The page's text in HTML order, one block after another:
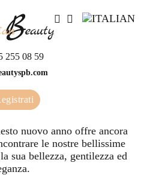
255 08 59
nuovo anno offre ancora
le nostre bellissime
sua bellezza, gentilezza ed